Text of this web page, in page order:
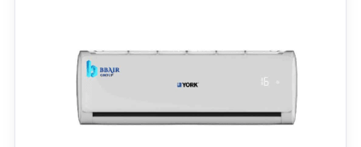
แบรนด์ยังไม่เป็นที่รู้จักในเมืองไทย